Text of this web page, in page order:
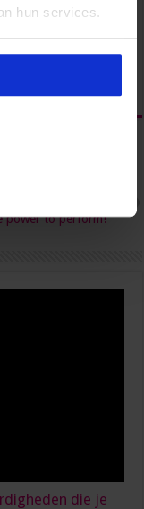
hun services.
power to perform!
die je